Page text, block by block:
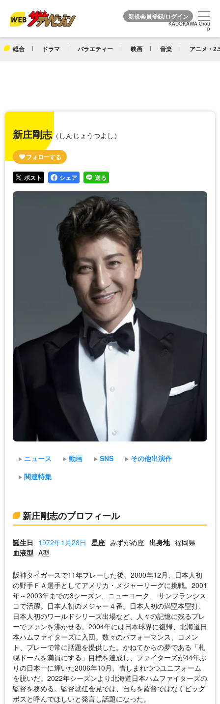
KADOKAWA Grou
p
総合 ドラマ バラエティー 映画 音楽 アニメ・
KADOKAWA Grou
p
新庄剛志（しんじょうつよし）
ポスト シェア 送る
ニュース 動画 SNS
その他出演作
関連特集
新庄剛志のプロフィール
誕生日 1972年1月28日 星座 みずがめ座 出身地 福岡県
血液型 A型
阪神タイガースで11年プレーした後、2000年12月、日本人初
の野手ＦＡ選手としてアメリカ・メジャーリーグに挑戦。2001
年～2003年までの3シーズン、ニューヨーク、 サンフランシス
コで活躍。日本人初のメジャー４番、日本人初の満塁本塁打、
日本人初のワールドシリーズ出場など、人々の記憶に残るプレ
ーでファンを沸かせる。2004年には日本球界に復帰、北海道日
本ハムファイターズに入団。数々のパフォーマンス、コメン
ト、プレーで常に話題を提供した。かねてからの夢である「札
幌ドームを満員にする」目標を達成し、ファイターズが44年ぶ
りの日本一に輝いた2006年10月、惜しまれつつユニフォーム
を脱いだ。2022年シーズンより北海道日本ハムファイターズの
監督を務める。監督就任会見では、自らを監督ではなくビッグ
ボスと呼んでほしいと発言し話題になった。